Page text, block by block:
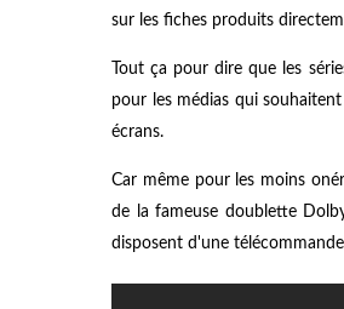
sur les fiches produits
Tout ça pour dire que les
pour les médias qui
écrans.
Car même pour les moins
de la fameuse doublette
disposent d'une